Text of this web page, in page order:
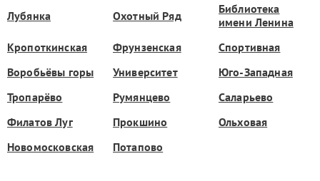
Лубянка Охотный Ряд
Библиотека
имени Ленина
Кропоткинская
Фрунзенская
Спортивная
Воробьёвы горы
Университет
Юго-Западная
Тропарёво
Румянцево
Саларьево
Филатов Луг
Прокшино
Ольховая
Новомосковская
Потапово